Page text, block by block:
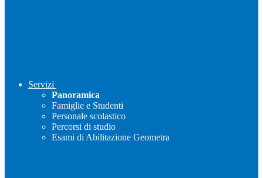
Servizi
Panoramica
Famiglie e Studenti
Personale scolastico
Percorsi di studio
Esami di Abilitazione Geometra